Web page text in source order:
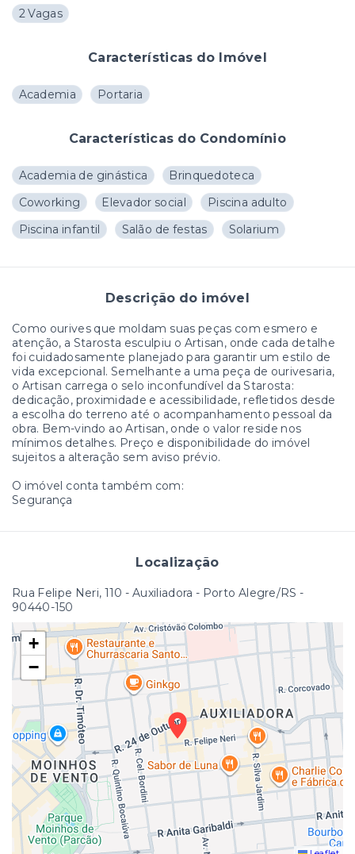
2 Vagas
Características do Imóvel
Academia Portaria
Características do Condomínio
Academia de ginástica
Brinquedoteca
Coworking
Elevador social
Piscina adulto
Piscina infantil
Salão de festas Solarium
Descrição do imóvel
Como ourives que moldam suas peças com esmero e
atenção, a Starosta esculpiu o Artisan, onde cada detalhe
foi cuidadosamente planejado para garantir um estilo de
vida excepcional. Semelhante a uma peça de ourivesaria,
o Artisan carrega o selo inconfundível da Starosta:
dedicação, proximidade e acessibilidade, refletidos desde
a escolha do terreno até o acompanhamento pessoal da
obra. Bem-vindo ao Artisan, onde o valor reside nos
mínimos detalhes. Preço e disponibilidade do imóvel
sujeitos a alteração sem aviso prévio.
O imóvel conta também com:
Segurança
Localização
Rua Felipe Neri, 110 - Auxiliadora - Porto Alegre/RS -
90440-150
+
−